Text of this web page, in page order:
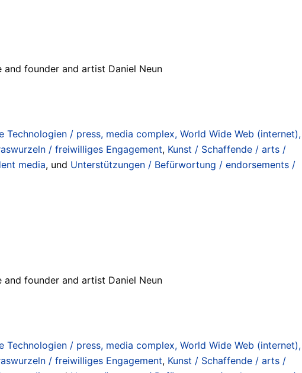
founder and artist Daniel Neun
/ press, media complex, World Wide Web (internet),
/ freiwilliges Engagement, Kunst / Schaffende / arts /
media, und Unterstützungen / Befürwortung / endorsements /
founder and artist Daniel Neun
/ press, media complex, World Wide Web (internet),
/ freiwilliges Engagement, Kunst / Schaffende / arts /